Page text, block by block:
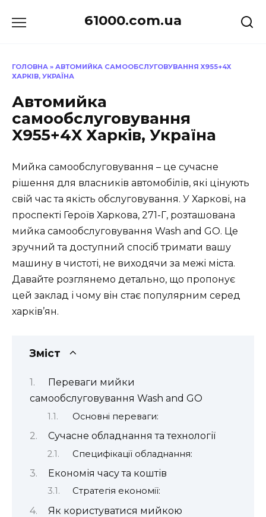
до
61000.com.ua
ГОЛОВНА » АВТОМИЙКА САМООБСЛУГОВУВАННЯ X955+4X
ХАРКІВ, УКРАЇНА
Автомийка
самообслуговування
X955+4X Харків, Україна
Мийка самообслуговування – це сучасне
рішення для власників автомобілів, які цінують
свій час та якість обслуговування. У Харкові, на
проспекті Героїв Харкова, 271-Г, розташована
мийка самообслуговування Wash and GO. Це
зручний та доступний спосіб тримати вашу
машину в чистоті, не виходячи за межі міста.
Давайте розглянемо детально, що пропонує
цей заклад і чому він стає популярним серед
харків’ян.
Зміст
Переваги мийки
самообслуговування Wash and GO
Основні переваги:
Сучасне обладнання та технології
Специфікації обладнання:
Економія часу та коштів
Стратегія економії:
Як користуватися мийкою